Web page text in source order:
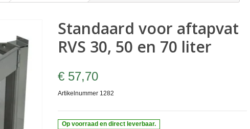
Standaard voor aftapvat
RVS 30, 50 en 70 liter
€ 57,70
Artikelnummer 1282
Op voorraad en direct leverbaar.